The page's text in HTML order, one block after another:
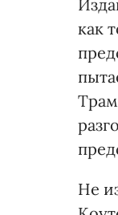
как
Не